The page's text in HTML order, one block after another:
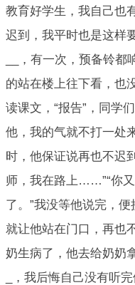
教育好学生，我自己也
迟到，我平时也是这样
__，有一次，预备铃
的站在楼上往下看，也
读课文，“报告”，同学
他，我的气就不打一处
时，他保证说再也不迟
师，我在路上……”“你
了。”我没等他说完，
就让他站在门口，再也
奶生病了，他去给奶奶
_，我后悔自己没有听